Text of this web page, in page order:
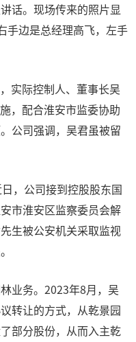
话。现场传来的照片显
手边是总经理高飞，左手
实际控制人、董事长吴
，配合淮安市监委协助
公司强调，吴君虽被留
，公司接到控股股东国
市淮安区监察委员会解
生被公安机关采取监视
业务。2023年8月，吴
转让的方式，从乾景园
部分股份，从而入主乾